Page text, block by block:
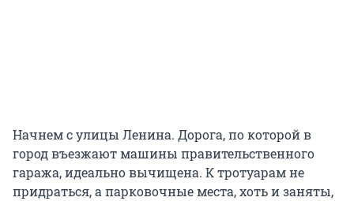
Начнем с улицы Ленина. Дорога, по которой в
город въезжают машины правительственного
гаража, идеально вычищена. К тротуарам не
придраться, а парковочные места, хоть и заняты,